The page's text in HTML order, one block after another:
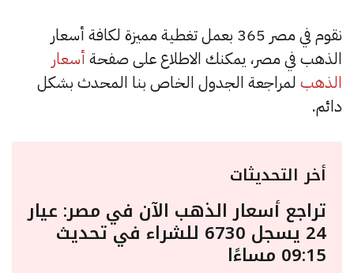
نقوم في مصر 365 بعمل تغطية مميزة لكافة أسعار
الذهب في مصر، يمكنك الاطلاع على صفحة أسعار
الذهب لمراجعة الجدول الخاص بنا المحدث بشكل
دائم.
أخر التحديثات
تراجع أسعار الذهب الآن في مصر: عيار
24 يسجل 6730 للشراء في تحديث
09:15 مساءًا